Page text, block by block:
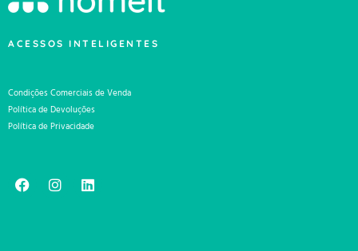
ACESSOS INTELIGENTES
Condições Comerciais de Venda
Política de Devoluções
Política de Privacidade